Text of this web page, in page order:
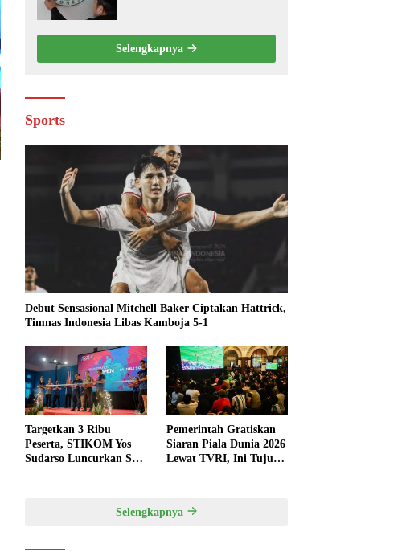
Selengkapnya
Sports
Debut Sensasional Mitchell Baker Ciptakan Hattrick,
Timnas Indonesia Libas Kamboja 5-1
Targetkan 3 Ribu
Peserta, STIKOM Yos
Sudarso Luncurkan SYS
Pemerintah Gratiskan
Siaran Piala Dunia 2026
Lewat TVRI, Ini Tujuan
Selengkapnya